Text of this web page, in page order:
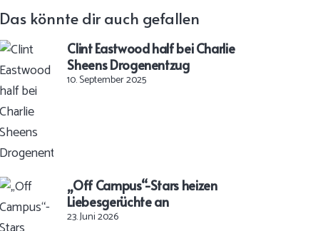
Das könnte dir auch gefallen
Clint Eastwood half bei Charlie
Sheens Drogenentzug
10. September 2025
„Off Campus“-Stars heizen
Liebesgerüchte an
23. Juni 2026